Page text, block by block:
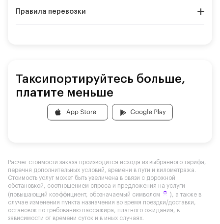
Правила перевозки
Таксипортируйтесь больше,
платите меньше
Расчет стоимости заказа производится исходя из выбранного тарифа,
перечня дополнительных условий, времени в пути и километража.
Стоимость услуг может быть увеличена в связи с дорожной
обстановкой, соотношением спроса и предложения на услуги
(повышающий коэффициент, обозначаемый символом
), а также в
случае изменения пункта назначения во время поездки/доставки,
остановок по требованию пассажира, платного ожидания, в
зависимости от времени суток и в иных случаях.